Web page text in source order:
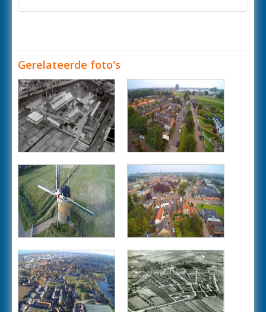
Gerelateerde foto's